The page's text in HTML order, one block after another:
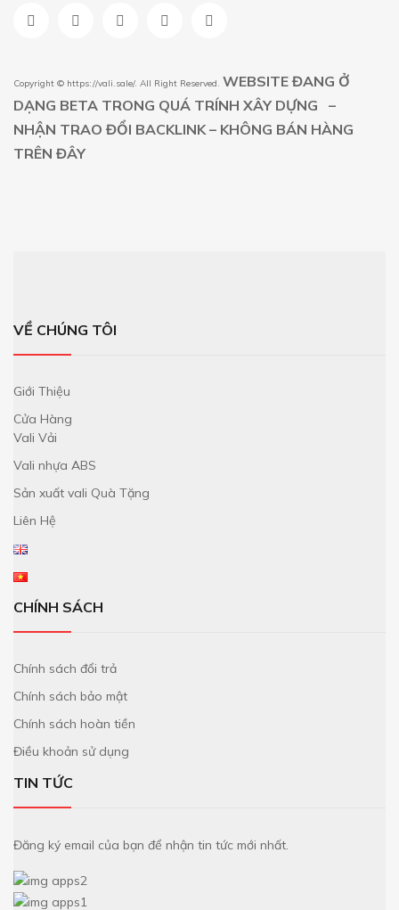
Copyright © https://vali.sale/. All Right Reserved. WEBSITE ĐANG Ở
DẠNG BETA TRONG QUÁ TRÍNH XÂY DỰNG –
NHẬN TRAO ĐỔI BACKLINK – KHÔNG BÁN HÀNG
TRÊN ĐÂY
VỀ CHÚNG TÔI
Giới Thiệu
Cửa Hàng
Vali Vải
Vali nhựa ABS
Sản xuất vali Quà Tặng
Liên Hệ
CHÍNH SÁCH
Chính sách đổi trả
Chính sách bảo mật
Chính sách hoàn tiền
Điều khoản sử dụng
TIN TỨC
Đăng ký email của bạn để nhận tin tức mới nhất.